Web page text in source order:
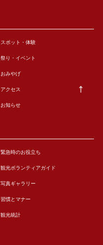
スポット・体験
祭り・イベント
おみやげ
アクセス
お知らせ
緊急時のお役立ち
観光ボランティアガイド
写真ギャラリー
習慣とマナー
観光統計